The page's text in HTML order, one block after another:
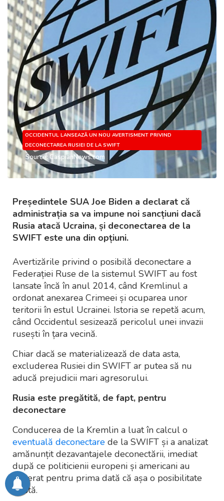
OCCIDENTUL LANSEAZĂ UN NOU AVERTISMENT PRIVIND
DECONECTAREA RUSIEI DE LA SWIFT
Source: CaspianNews.com
Președintele SUA Joe Biden a declarat că
administrația sa va impune noi sancțiuni dacă
Rusia atacă Ucraina, și deconectarea de la
SWIFT este una din opțiuni.
Avertizările privind o posibilă deconectare a
Federației Ruse de la sistemul SWIFT au fost
lansate încă în anul 2014, când Kremlinul a
ordonat anexarea Crimeei și ocuparea unor
teritorii în estul Ucrainei. Istoria se repetă acum,
când Occidentul sesizează pericolul unei invazii
rusești în țara vecină.
Chiar dacă se materializează de data asta,
excluderea Rusiei din SWIFT ar putea să nu
aducă prejudicii mari agresorului.
Rusia este pregătită, de fapt, pentru
deconectare
Conducerea de la Kremlin a luat în calcul o
eventuală deconectare de la SWIFT și a analizat
amănunțit dezavantajele deconectării, imediat
după ce politicienii europeni și americani au
sugerat pentru prima dată că așa o posibilitate
există.